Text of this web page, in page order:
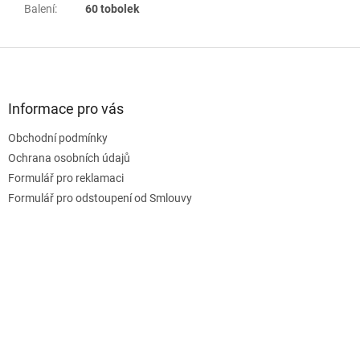
Balení: 60 tobolek
Informace pro vás
Obchodní podmínky
Ochrana osobních údajů
Formulář pro reklamaci
Formulář pro odstoupení od Smlouvy